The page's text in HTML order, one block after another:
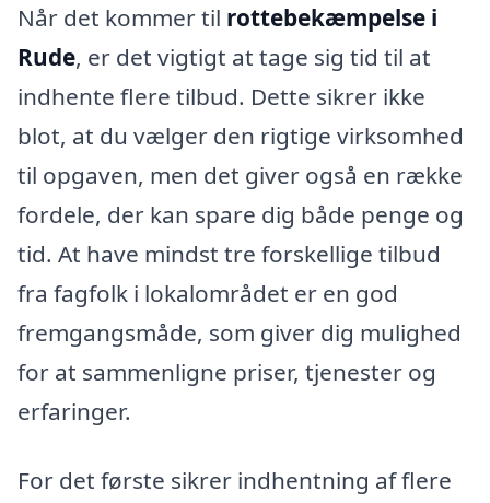
Når det kommer til rottebekæmpelse i
Rude, er det vigtigt at tage sig tid til at
indhente flere tilbud. Dette sikrer ikke
blot, at du vælger den rigtige virksomhed
til opgaven, men det giver også en række
fordele, der kan spare dig både penge og
tid. At have mindst tre forskellige tilbud
fra fagfolk i lokalområdet er en god
fremgangsmåde, som giver dig mulighed
for at sammenligne priser, tjenester og
erfaringer.
For det første sikrer indhentning af flere